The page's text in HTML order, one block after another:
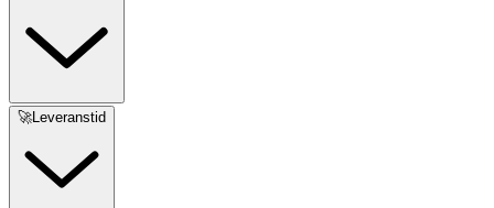
🚀Leveranstid